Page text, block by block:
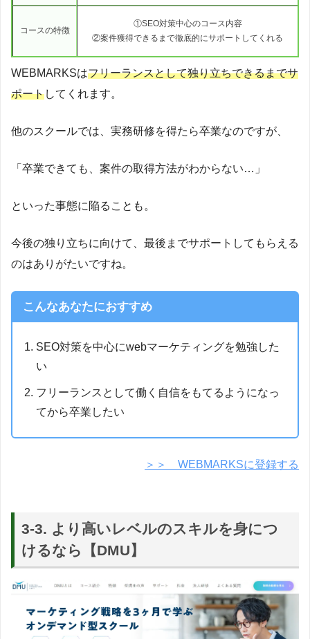
コースの特徴
①SEO対策中心のコース内容
②案件獲得できるまで徹底的にサポートしてくれる
WEBMARKSはフリーランスとして独り立ちできるまでサ
ポートしてくれます。
他のスクールでは、実務研修を得たら卒業なのですが、
「卒業できても、案件の取得方法がわからない…」
といった事態に陥ることも。
今後の独り立ちに向けて、最後までサポートしてもらえる
のはありがたいですね。
こんなあなたにおすすめ
SEO対策を中心にwebマーケティングを勉強した
い
フリーランスとして働く自信をもてるようになっ
てから卒業したい
＞＞ WEBMARKSに登録する
3-3. より高いレベルのスキルを身につ
けるなら【DMU】